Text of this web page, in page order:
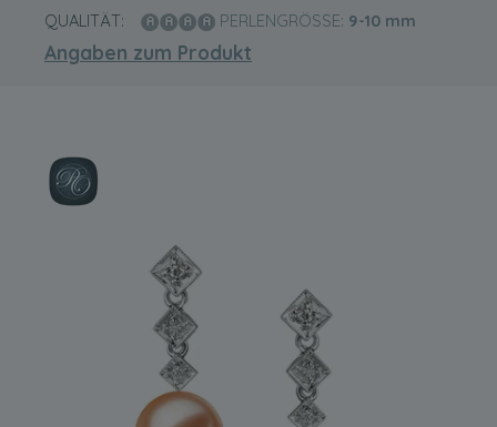
QUALITÄT: PERLENGRÖSSE: 9-10 mm
Angaben zum Produkt